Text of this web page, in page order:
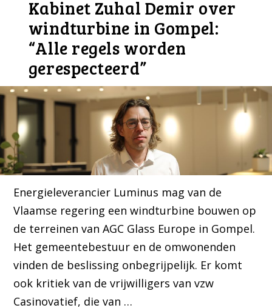
Kabinet Zuhal Demir over
windturbine in Gompel:
“Alle regels worden
gerespecteerd”
Energieleverancier Luminus mag van de
Vlaamse regering een windturbine bouwen op
de terreinen van AGC Glass Europe in Gompel.
Het gemeentebestuur en de omwonenden
vinden de beslissing onbegrijpelijk. Er komt
ook kritiek van de vrijwilligers van vzw
Casinovatief, die van …